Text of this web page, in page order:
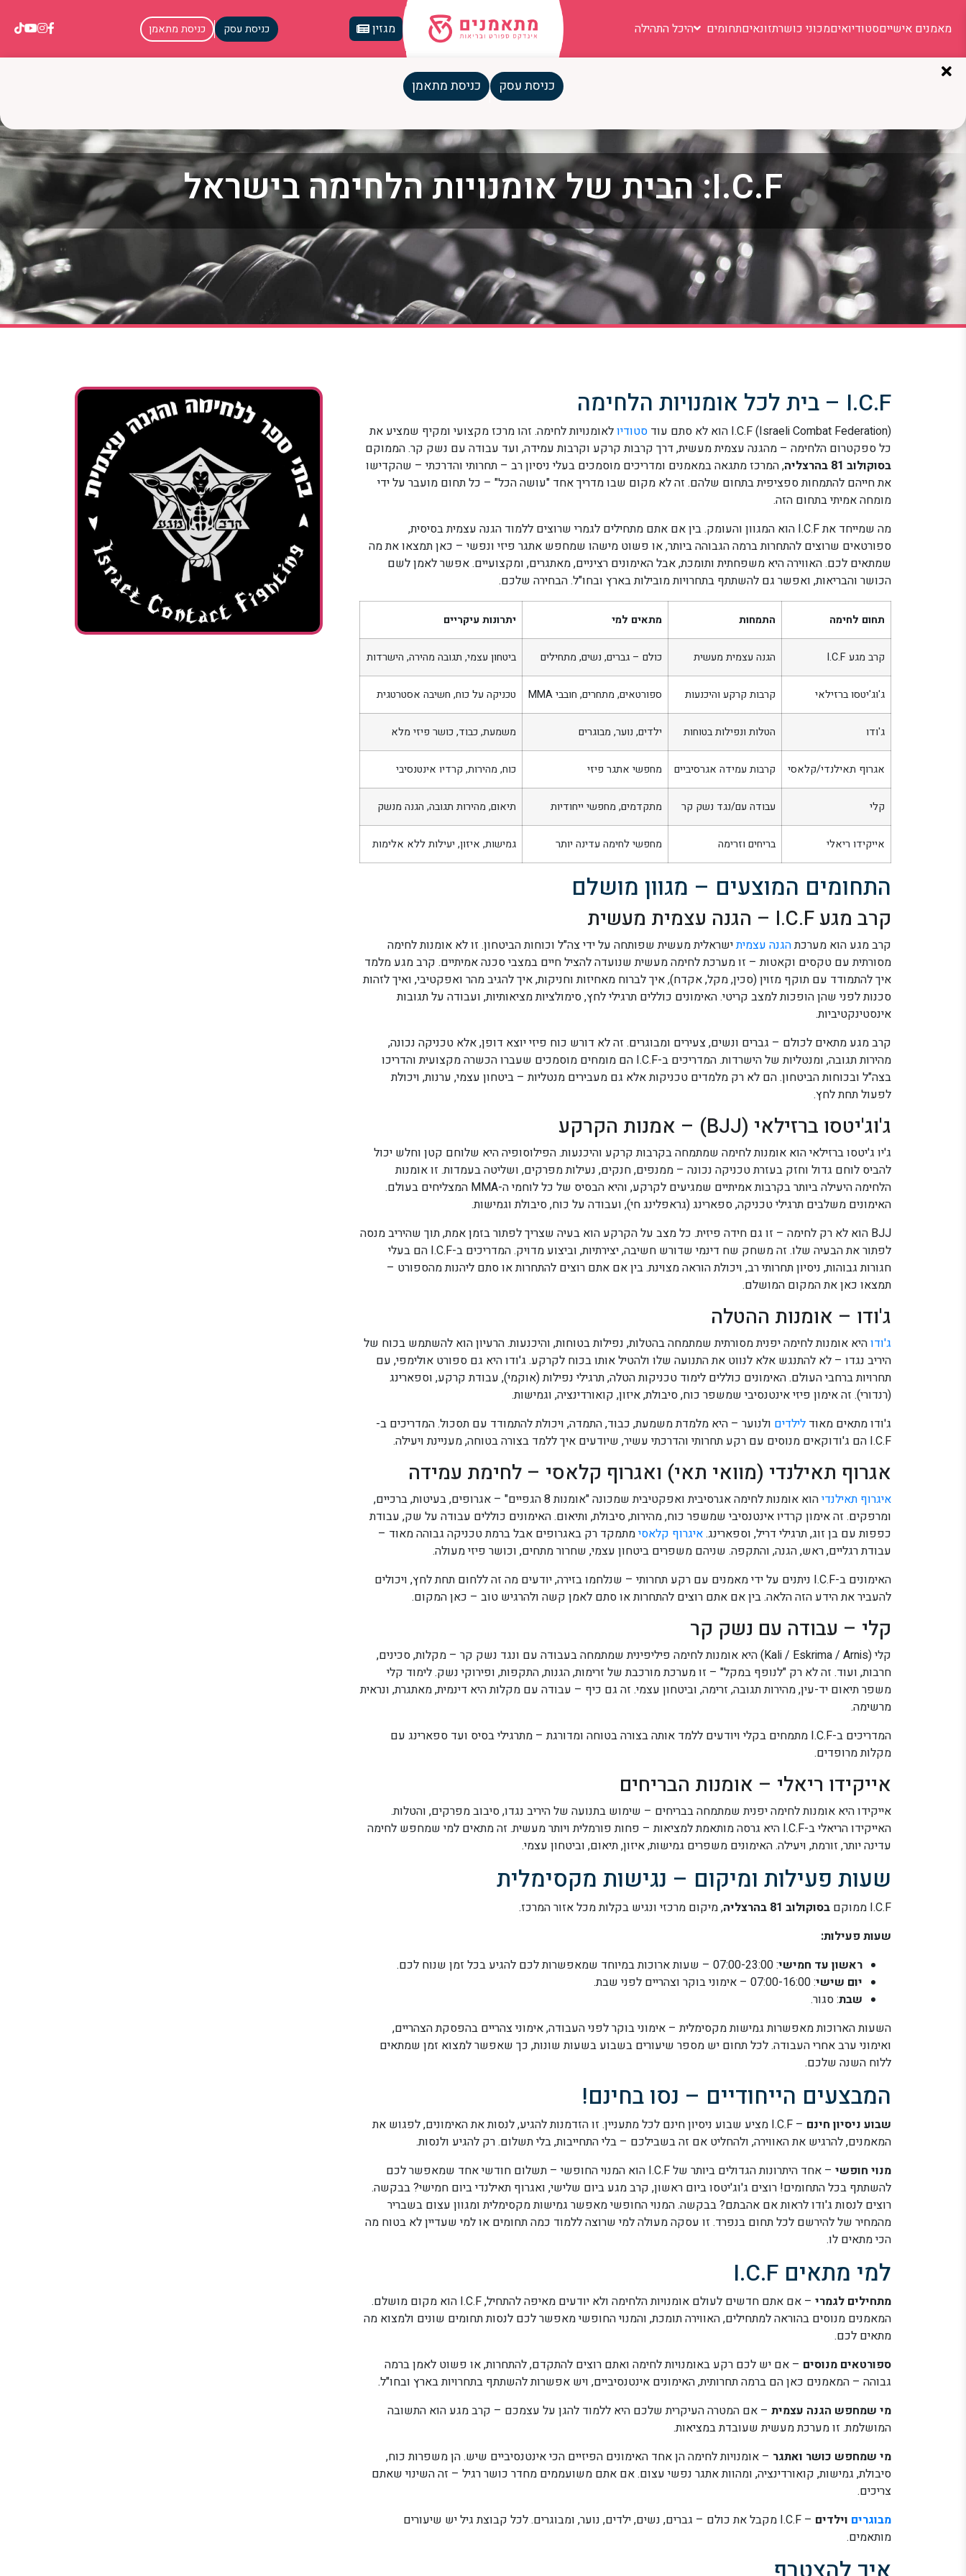
מאמנים אישייםסטודיואיםמכוני כושרתזונאיםתחומים היכל התהילה מגזין כניסת עסק כניסת מתאמן
כניסת עסק כניסת מתאמן
I.C.F: הבית של אומנויות הלחימה בישראל
I.C.F – בית לכל אומנויות הלחימה
I.C.F (Israeli Combat Federation) הוא לא סתם עוד סטודיולאומנויות לחימה. זהו מרכז מקצועי ומקיף שמציע את
כל ספקטרום הלחימה – מהגנה עצמית מעשית, דרך קרבות קרקע וקרבות עמידה, ועד עבודה עם נשק קר. הממוקם
בסוקולוב 81 בהרצליה
, המרכז מתגאה במאמנים ומדריכים מוסמכים בעלי ניסיון רב – תחרותי והדרכתי – שהקדישו
את חייהם להתמחות ספציפית בתחום שלהם. זה לא מקום שבו מדריך אחד "עושה הכל" – כל תחום מועבר על ידי
מומחה אמיתי בתחום הזה.
מה שמייחד את I.C.F הוא המגוון והעומק. בין אם אתם מתחילים לגמרי שרוצים ללמוד הגנה עצמית בסיסית,
ספורטאים שרוצים להתחרות ברמה הגבוהה ביותר, או פשוט מישהו שמחפש אתגר פיזי ונפשי – כאן תמצאו את מה
שמתאים לכם. האווירה היא משפחתית ותומכת, אבל האימונים רציניים, מאתגרים, ומקצועיים. אפשר לאמן לשם
הכושר והבריאות, ואפשר גם להשתתף בתחרויות מובילות בארץ ובחו"ל. הבחירה שלכם.
תחום לחימה התמחות מתאים למי יתרונות עיקריים
קרב מגע I.C.F הגנה עצמית מעשית כולם – גברים, נשים, מתחילים ביטחון עצמי, תגובה מהירה, הישרדות
ג'וג'יטסו ברזילאי קרבות קרקע והיכנעות ספורטאים, מתחרים, חובבי MMA טכניקה על כוח, חשיבה אסטרטגית
ג'ודו הטלות ונפילות בטוחות ילדים, נוער, מבוגרים משמעת, כבוד, כושר פיזי מלא
אגרוף תאילנדי/קלאסי קרבות עמידה אגרסיביים מחפשי אתגר פיזי כוח, מהירות, קרדיו אינטנסיבי
קלי עבודה עם/נגד נשק קר מתקדמים, מחפשי ייחודיות תיאום, מהירות תגובה, הגנה מנשק
אייקידו ריאלי בריחים וזרימה מחפשי לחימה עדינה יותר גמישות, איזון, יעילות ללא אלימות
התחומים המוצעים – מגוון מושלם
קרב מגע I.C.F – הגנה עצמית מעשית
קרב מגע הוא מערכתהגנה עצמיתישראלית מעשית שפותחה על ידי צה"ל וכוחות הביטחון. זו לא אומנות לחימה
מסורתית עם טקסים וקאטות – זו מערכת לחימה מעשית שנועדה להציל חיים במצבי סכנה אמיתיים. קרב מגע מלמד
איך להתמודד עם תוקף מזוין (סכין, מקל, אקדח), איך לברוח מאחיזות וחניקות, איך להגיב מהר ואפקטיבי, ואיך לזהות
סכנות לפני שהן הופכות למצב קריטי. האימונים כוללים תרגילי לחץ, סימולציות מציאותיות, ועבודה על תגובות
אינסטינקטיביות.
קרב מגע מתאים לכולם – גברים ונשים, צעירים ומבוגרים. זה לא דורש כוח פיזי יוצא דופן, אלא טכניקה נכונה,
מהירות תגובה, ומנטליות של הישרדות. המדריכים ב-I.C.F הם מומחים מוסמכים שעברו הכשרה מקצועית והדריכו
בצה"ל ובכוחות הביטחון. הם לא רק מלמדים טכניקות אלא גם מעבירים מנטליות – ביטחון עצמי, ערנות, ויכולת
לפעול תחת לחץ.
ג'וג'יטסו ברזילאי (BJJ) – אמנות הקרקע
ג'יו ג'יטסו ברזילאי הוא אומנות לחימה שמתמחה בקרבות קרקע והיכנעות. הפילוסופיה היא שלוחם קטן וחלש יכול
להביס לוחם גדול וחזק בעזרת טכניקה נכונה – ממנפים, חנקים, נעילות מפרקים, ושליטה בעמדות. זו אומנות
הלחימה היעילה ביותר בקרבות אמיתיים שמגיעים לקרקע, והיא הבסיס של כל לוחמי ה-MMA המצליחים בעולם.
האימונים משלבים תרגילי טכניקה, ספארינג (גראפלינג חי), ועבודה על כוח, סיבולת וגמישות.
BJJ הוא לא רק לחימה – זו גם חידה פיזית. כל מצב על הקרקע הוא בעיה שצריך לפתור בזמן אמת, תוך שהיריב מנסה
לפתור את הבעיה שלו. זה משחק שח דינמי שדורש חשיבה, יצירתיות, וביצוע מדויק. המדריכים ב-I.C.F הם בעלי
חגורות גבוהות, ניסיון תחרותי רב, ויכולת הוראה מצוינת. בין אם אתם רוצים להתחרות או סתם ליהנות מהספורט –
תמצאו כאן את המקום המושלם.
ג'ודו – אומנות ההטלה
ג'ודוהיא אומנות לחימה יפנית מסורתית שמתמחה בהטלות, נפילות בטוחות, והיכנעות. הרעיון הוא להשתמש בכוח של
היריב נגדו – לא להתנגש אלא לנווט את התנועה שלו ולהטיל אותו בכוח לקרקע. ג'ודו היא גם ספורט אולימפי, עם
תחרויות ברחבי העולם. האימונים כוללים לימוד טכניקות הטלה, תרגילי נפילות (אוקמי), עבודת קרקע, וספארינג
(רנדורי). זה אימון פיזי אינטנסיבי שמשפר כוח, סיבולת, איזון, קואורדינציה, וגמישות.
ג'ודו מתאים מאוד לילדים ולנוער – היא מלמדת משמעת, כבוד, התמדה, ויכולת להתמודד עם תסכול. המדריכים ב-
I.C.F הם ג'ודוקאים מנוסים עם רקע תחרותי והדרכתי עשיר, שיודעים איך ללמד בצורה בטוחה, מעניינת ויעילה.
אגרוף תאילנדי (מוואי תאי) ואגרוף קלאסי – לחימת עמידה
איגרוף תאילנדי
הוא אומנות לחימה אגרסיבית ואפקטיבית שמכונה "אומנות 8 הגפיים" – אגרופים, בעיטות, ברכיים,
ומרפקים. זה אימון קרדיו אינטנסיבי שמשפר כוח, מהירות, סיבולת, ותיאום. האימונים כוללים עבודה על שק, עבודת
כפפות עם בן זוג, תרגילי דריל, וספארינג.איגרוף קלאסימתמקד רק באגרופים אבל ברמת טכניקה גבוהה מאוד –
עבודת רגליים, ראש, הגנה, והתקפה. שניהם משפרים ביטחון עצמי, שחרור מתחים, וכושר פיזי מעולה.
האימונים ב-I.C.F ניתנים על ידי מאמנים עם רקע תחרותי – שנלחמו בזירה, יודעים מה זה ללחום תחת לחץ, ויכולים
להעביר את הידע הזה הלאה. בין אם אתם רוצים להתחרות או סתם לאמן קשה ולהרגיש טוב – כאן המקום.
קלי – עבודה עם נשק קר
קלי (Kali / Eskrima / Arnis) היא אומנות לחימה פיליפינית שמתמחה בעבודה עם ונגד נשק קר – מקלות, סכינים,
חרבות, ועוד. זה לא רק "לנופף במקל" – זו מערכת מורכבת של זרימות, הגנות, התקפות, ופירוקי נשק. לימוד קלי
משפר תיאום יד-עין, מהירות תגובה, זרימה, וביטחון עצמי. זה גם כיף – עבודה עם מקלות היא דינמית, מאתגרת, ונראית
מרשימה.
המדריכים ב-I.C.F מתמחים בקלי ויודעים ללמד אותה בצורה בטוחה ומדורגת – מתרגילי בסיס ועד ספארינג עם
מקלות מרופדים.
אייקידו ריאלי – אומנות הבריחים
אייקידו היא אומנות לחימה יפנית שמתמחה בבריחים – שימוש בתנועה של היריב נגדו, סיבוב מפרקים, והטלות.
האייקידו הריאלי ב-I.C.F היא גרסה מותאמת למציאות – פחות פורמלית ויותר מעשית. זה מתאים למי שמחפש לחימה
עדינה יותר, זורמת, ויעילה. האימונים משפרים גמישות, איזון, תיאום, וביטחון עצמי.
שעות פעילות ומיקום – נגישות מקסימלית
I.C.F ממוקם בסוקולוב 81 בהרצליה
, מיקום מרכזי ונגיש בקלות מכל אזור המרכז.
שעות פעילות:
ראשון עד חמישי: 07:00-23:00 – שעות ארוכות במיוחד שמאפשרות לכם להגיע בכל זמן שנוח לכם.
יום שישי: 07:00-16:00 – אימוני בוקר וצהריים לפני שבת.
שבת: סגור.
השעות הארוכות מאפשרות גמישות מקסימלית – אימוני בוקר לפני העבודה, אימוני צהריים בהפסקת הצהריים,
ואימוני ערב אחרי העבודה. לכל תחום יש מספר שיעורים בשבוע בשעות שונות, כך שאפשר למצוא זמן שמתאים
ללוח השנה שלכם.
המבצעים הייחודיים – נסו בחינם!
שבוע ניסיון חינם
– I.C.F מציע שבוע ניסיון חינם לכל מתעניין. זו הזדמנות להגיע, לנסות את האימונים, לפגוש את
המאמנים, להרגיש את האווירה, ולהחליט אם זה בשבילכם – בלי התחייבות, בלי תשלום. רק להגיע ולנסות.
מנוי חופשי
– אחד היתרונות הגדולים ביותר של I.C.F הוא המנוי החופשי – תשלום חודשי אחד שמאפשר לכם
להשתתף בכל התחומים! רוצים ג'וג'יטסו ביום ראשון, קרב מגע ביום שלישי, ואגרוף תאילנדי ביום חמישי? בבקשה.
רוצים לנסות ג'ודו לראות אם אהבתם? בבקשה. המנוי החופשי מאפשר גמישות מקסימלית ומגוון עצום בשבריר
מהמחיר של להירשם לכל תחום בנפרד. זו עסקה מעולה למי שרוצה ללמוד כמה תחומים או למי שעדיין לא בטוח מה
הכי מתאים לו.
למי מתאים I.C.F
מתחילים לגמרי
– אם אתם חדשים לעולם אומנויות הלחימה ולא יודעים מאיפה להתחיל, I.C.F הוא מקום מושלם.
המאמנים מנוסים בהוראה למתחילים, האווירה תומכת, והמנוי החופשי מאפשר לכם לנסות תחומים שונים ולמצוא מה
מתאים לכם.
ספורטאים מנוסים – אם יש לכם רקע באומנויות לחימה ואתם רוצים להתקדם, להתחרות, או פשוט לאמן ברמה
גבוהה – המאמנים כאן הם ברמה תחרותית, האימונים אינטנסיביים, ויש אפשרות להשתתף בתחרויות בארץ ובחו"ל.
מי שמחפש הגנה עצמית – אם המטרה העיקרית שלכם היא ללמוד להגן על עצמכם – קרב מגע הוא התשובה
המושלמת. זו מערכת מעשית שעובדת במציאות.
מי שמחפש כושר ואתגר – אומנויות לחימה הן אחד האימונים הפיזיים הכי אינטנסיביים שיש. הן משפרות כוח,
סיבולת, גמישות, קואורדינציה, ומהוות אתגר נפשי עצום. אם אתם משועממים מחדר כושר רגיל – זה השינוי שאתם
צריכים.
מבוגרים וילדים
– I.C.F מקבל את כולם – גברים, נשים, ילדים, נוער, ומבוגרים. לכל קבוצת גיל יש שיעורים
מותאמים.